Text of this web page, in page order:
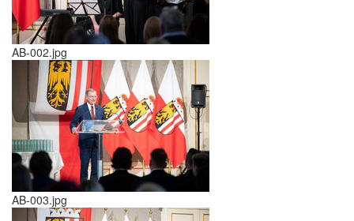
AB-002.jpg
AB-003.jpg